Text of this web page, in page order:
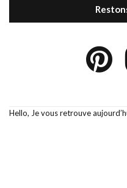
Hello, Je vous retrouve